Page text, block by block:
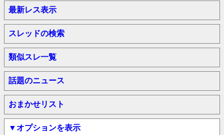
最新レス表示
スレッドの検索
類似スレ一覧
話題のニュース
おまかせリスト
▼オプションを表示